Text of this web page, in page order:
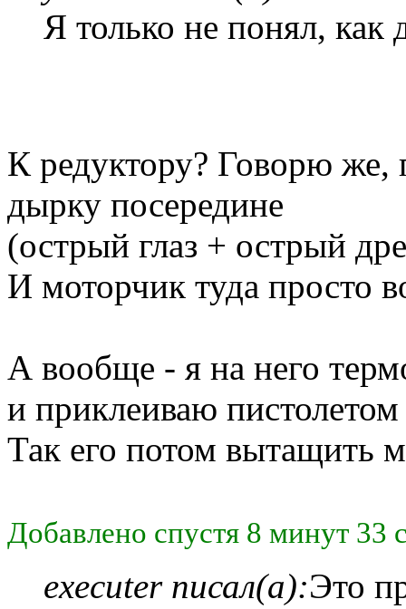
Я только не понял, как
К редуктору? Говорю же,
дырку посередине
(острый глаз + острый
И моторчик туда просто
А вообще - я на него
и приклеиваю
Так его потом вытащить
Добавлено спустя 8 минут 33
executer писал(а):Это